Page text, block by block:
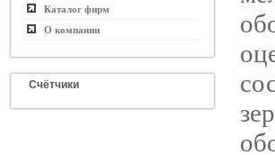
Каталог фирм
О компании
Счётчики